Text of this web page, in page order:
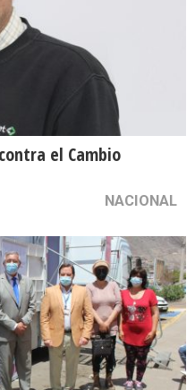
el Cambio
NACIONAL